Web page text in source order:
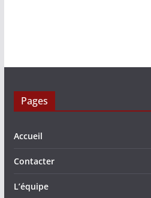
Pages
Accueil
Contacter
L’équipe